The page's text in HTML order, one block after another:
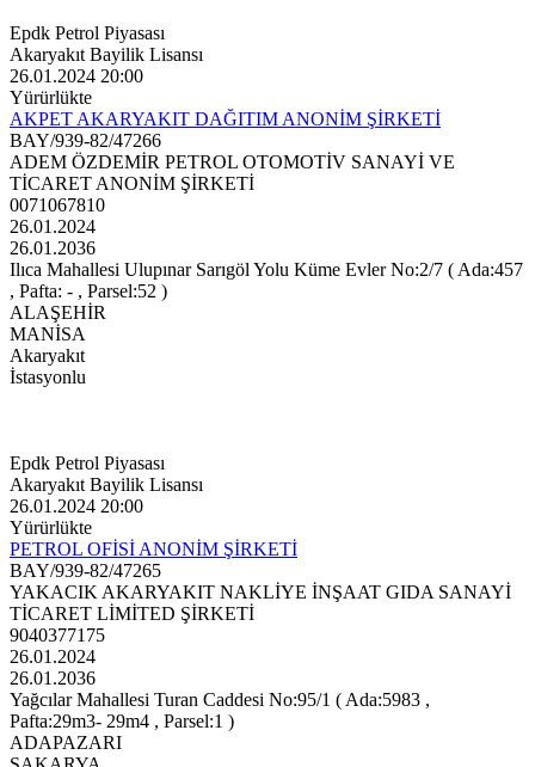
Epdk Petrol Piyasası
Akaryakıt Bayilik Lisansı
26.01.2024 20:00
Yürürlükte
AKPET AKARYAKIT DAĞITIM ANONİM ŞİRKETİ
BAY/939-82/47266
ADEM ÖZDEMİR PETROL OTOMOTİV SANAYİ VE
TİCARET ANONİM ŞİRKETİ
0071067810
26.01.2024
26.01.2036
Ilıca Mahallesi Ulupınar Sarıgöl Yolu Küme Evler No:2/7 ( Ada:457
, Pafta: - , Parsel:52 )
ALAŞEHİR
MANİSA
Akaryakıt
İstasyonlu
Epdk Petrol Piyasası
Akaryakıt Bayilik Lisansı
26.01.2024 20:00
Yürürlükte
PETROL OFİSİ ANONİM ŞİRKETİ
BAY/939-82/47265
YAKACIK AKARYAKIT NAKLİYE İNŞAAT GIDA SANAYİ
TİCARET LİMİTED ŞİRKETİ
9040377175
26.01.2024
26.01.2036
Yağcılar Mahallesi Turan Caddesi No:95/1 ( Ada:5983 ,
Pafta:29m3- 29m4 , Parsel:1 )
ADAPAZARI